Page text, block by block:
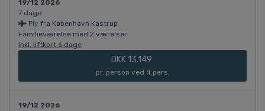
19/12 2026
7 dage
Fly fra København Kastrup
Familieværelse med 2 værelser
Inkl. liftkort 6 dage
DKK 13.149
pr. person ved 4 pers.
19/12 2026